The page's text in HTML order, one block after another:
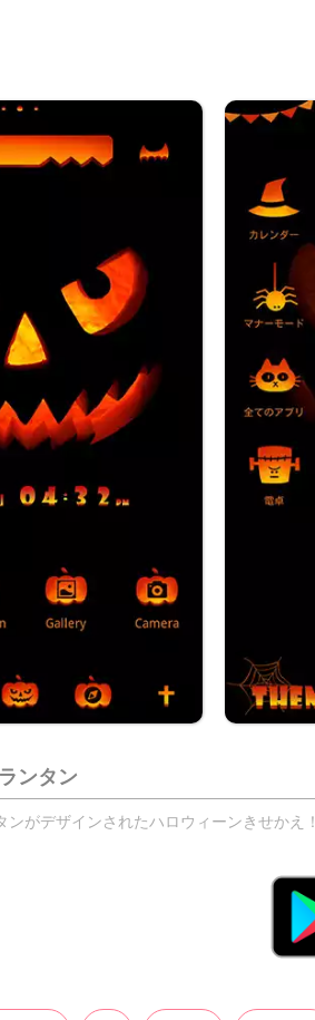
ンタン
ンがデザインされたハロウィーンきせかえ！